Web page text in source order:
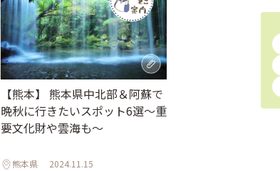
【熊本】 熊本県中北部＆阿蘇で
晩秋に行きたいスポット6選〜重
要文化財や雲海も〜
熊本県 2024.11.15